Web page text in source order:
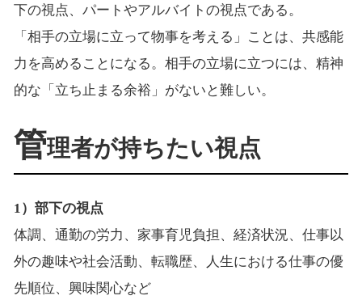
下の視点、パートやアルバイトの視点である。
「相手の立場に立って物事を考える」ことは、共感能
力を高めることになる。相手の立場に立つには、精神
的な「立ち止まる余裕」がないと難しい。
管理者が持ちたい視点
1）部下の視点
体調、通勤の労力、家事育児負担、経済状況、仕事以
外の趣味や社会活動、転職歴、人生における仕事の優
先順位、興味関心など